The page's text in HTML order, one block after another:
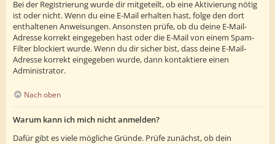
Bei der Registrierung wurde dir mitgeteilt, ob eine Aktivierung nötig
ist oder nicht. Wenn du eine E-Mail erhalten hast, folge den dort
enthaltenen Anweisungen. Ansonsten prüfe, ob du deine E-Mail-
Adresse korrekt eingegeben hast oder die E-Mail von einem Spam-
Filter blockiert wurde. Wenn du dir sicher bist, dass deine E-Mail-
Adresse korrekt eingegeben wurde, dann kontaktiere einen
Administrator.
Nach oben
Warum kann ich mich nicht anmelden?
Dafür gibt es viele mögliche Gründe. Prüfe zunächst, ob dein